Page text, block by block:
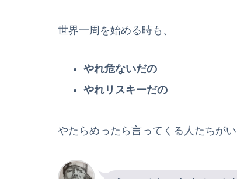
世界一周を始める時も、
やれ危ないだの
やれリスキーだの
やたらめったら言ってくる人たちがい